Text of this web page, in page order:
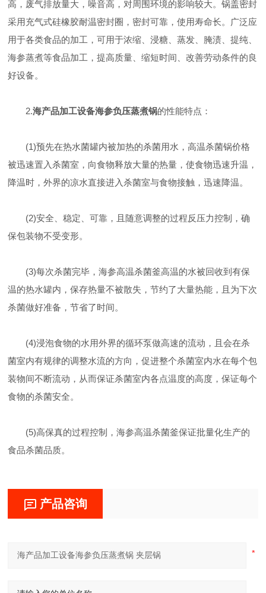
高，废气排放量大，噪音高，对周围环境的影响较大。锅盖密封
采用充气式硅橡胶耐温密封圈，密封可靠，使用寿命长。广泛应
用于各类食品的加工，可用于浓缩、浸糖、蒸发、腌渍、提纯、
海参蒸煮等食品加工，提高质量、缩短时间、改善劳动条件的良
好设备。
2.海产品加工设备海参负压蒸煮锅的性能特点：
(1)预先在热水菌罐内被加热的杀菌用水，高温杀菌锅价格
被迅速置入杀菌室，向食物释放大量的热量，使食物迅速升温，
降温时，外界的凉水直接进入杀菌室与食物接触，迅速降温。
(2)安全、稳定、可靠，且随意调整的过程反压力控制，确
保包装物不受变形。
(3)每次杀菌完毕，海参高温杀菌釜高温的水被回收到有保
温的热水罐内，保存热量不被散失，节约了大量热能，且为下次
杀菌做好准备，节省了时间。
(4)浸泡食物的水用外界的循环泵做高速的流动，且会在杀
菌室内有规律的调整水流的方向，促进整个杀菌室内水在每个包
装物间不断流动，从而保证杀菌室内各点温度的高度，保证每个
食物的杀菌安全。
(5)高保真的过程控制，海参高温杀菌釜保证批量化生产的
食品杀菌品质。
产品咨询